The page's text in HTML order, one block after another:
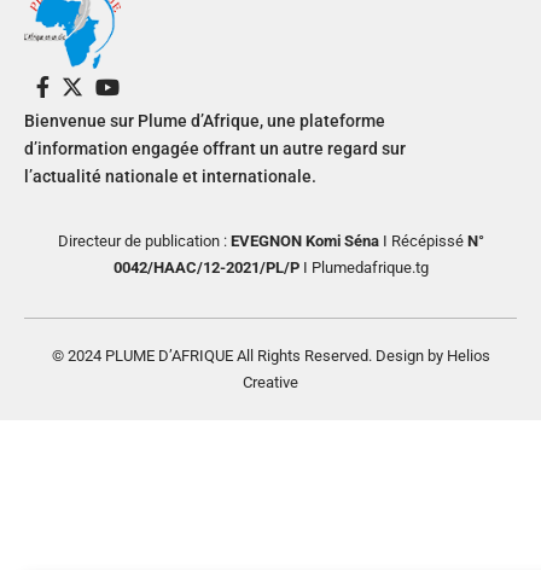
Bienvenue sur Plume d’Afrique, une plateforme
d’information engagée offrant un autre regard sur
l’actualité nationale et internationale.
Directeur de publication : EVEGNON Komi SénaI RécépisséN°
0042/HAAC/12-2021/PL/PI Plumedafrique.tg
© 2024 PLUME D’AFRIQUE All Rights Reserved. Design by Helios
Creative